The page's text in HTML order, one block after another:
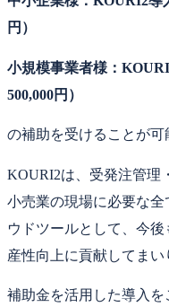
円）
小規模事業者様：
500,000円）
の補助を受けることが可
KOURI2は、受発注管理
小売業の現場に必要な
ウドツールとして、今
産性向上に貢献してまい
補助金を活用した導入